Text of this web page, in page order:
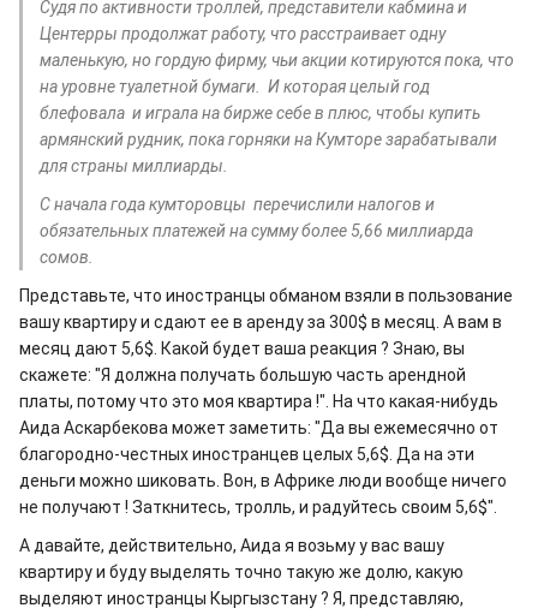
Судя по активности троллей, представители кабмина и
Центерры продолжат работу, что расстраивает одну
маленькую, но гордую фирму, чьи акции котируются пока, что
на уровне туалетной бумаги. И которая целый год
блефовала и играла на бирже себе в плюс, чтобы купить
армянский рудник, пока горняки на Кумторе зарабатывали
для страны миллиарды.
С начала года кумторовцы перечислили налогов и
обязательных платежей на сумму более 5,66 миллиарда
сомов.
Представьте, что иностранцы обманом взяли в пользование
вашу квартиру и сдают ее в аренду за 300$ в месяц. А вам в
месяц дают 5,6$. Какой будет ваша реакция ? Знаю, вы
скажете: "Я должна получать большую часть арендной
платы, потому что это моя квартира !". На что какая-нибудь
Аида Аскарбекова может заметить: "Да вы ежемесячно от
благородно-честных иностранцев целых 5,6$. Да на эти
деньги можно шиковать. Вон, в Африке люди вообще ничего
не получают ! Заткнитесь, тролль, и радуйтесь своим 5,6$".
А давайте, действительно, Аида я возьму у вас вашу
квартиру и буду выделять точно такую же долю, какую
выделяют иностранцы Кыргызстану ? Я, представляю,